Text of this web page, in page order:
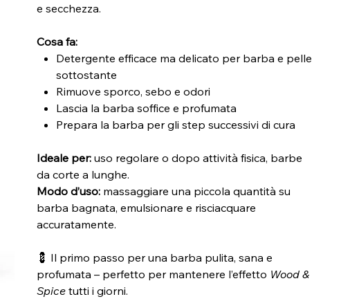
e secchezza.
Cosa fa:
Detergente efficace ma delicato per barba e pelle
sottostante
Rimuove sporco, sebo e odori
Lascia la barba soffice e profumata
Prepara la barba per gli step successivi di cura
Ideale per:uso regolare o dopo attività fisica, barbe
da corte a lunghe.
Modo d’uso:massaggiare una piccola quantità su
barba bagnata, emulsionare e risciacquare
accuratamente.
💈 Il primo passo per una barba pulita, sana e
profumata – perfetto per mantenere l’effetto Wood &
Spicetutti i giorni.